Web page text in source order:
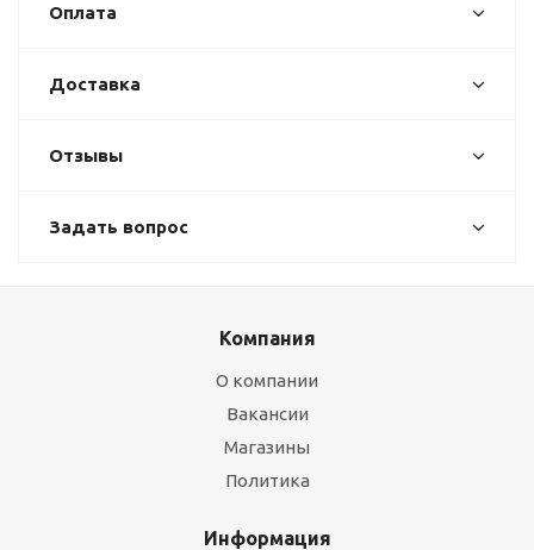
Оплата
Доставка
Отзывы
Задать вопрос
Компания
О компании
Вакансии
Магазины
Политика
Информация